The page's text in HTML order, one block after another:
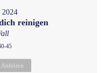
2024
reinigen
45
Anhören